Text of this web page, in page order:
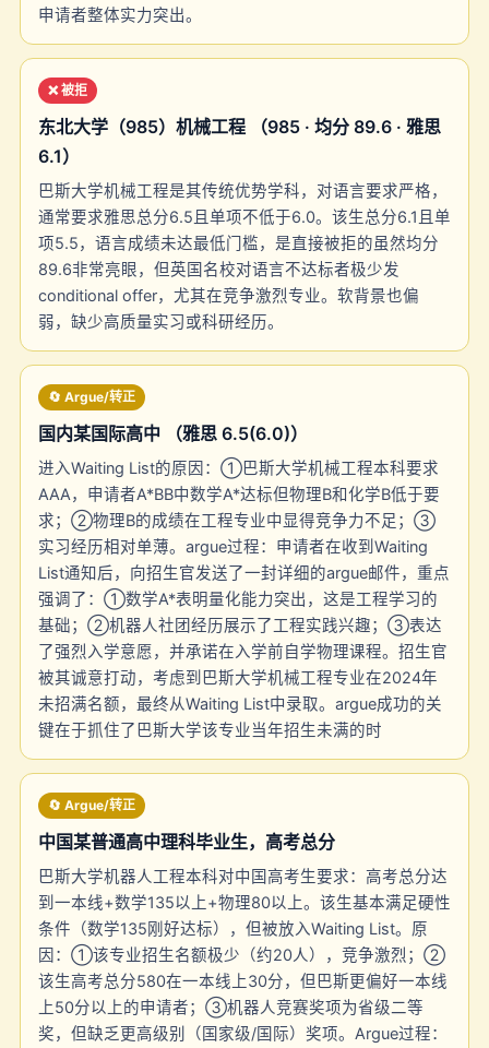
申请者整体实力突出。
❌ 被拒
东北大学（985）机械工程 （985 · 均分 89.6 · 雅思
6.1）
巴斯大学机械工程是其传统优势学科，对语言要求严格，
通常要求雅思总分6.5且单项不低于6.0。该生总分6.1且单
项5.5，语言成绩未达最低门槛，是直接被拒的虽然均分
89.6非常亮眼，但英国名校对语言不达标者极少发
conditional offer，尤其在竞争激烈专业。软背景也偏
弱，缺少高质量实习或科研经历。
🔄 Argue/转正
国内某国际高中 （雅思 6.5(6.0)）
进入Waiting List的原因：①巴斯大学机械工程本科要求
AAA，申请者A*BB中数学A*达标但物理B和化学B低于要
求；②物理B的成绩在工程专业中显得竞争力不足；③
实习经历相对单薄。argue过程：申请者在收到Waiting
List通知后，向招生官发送了一封详细的argue邮件，重点
强调了：①数学A*表明量化能力突出，这是工程学习的
基础；②机器人社团经历展示了工程实践兴趣；③表达
了强烈入学意愿，并承诺在入学前自学物理课程。招生官
被其诚意打动，考虑到巴斯大学机械工程专业在2024年
未招满名额，最终从Waiting List中录取。argue成功的关
键在于抓住了巴斯大学该专业当年招生未满的时
🔄 Argue/转正
中国某普通高中理科毕业生，高考总分
巴斯大学机器人工程本科对中国高考生要求：高考总分达
到一本线+数学135以上+物理80以上。该生基本满足硬性
条件（数学135刚好达标），但被放入Waiting List。原
因：①该专业招生名额极少（约20人），竞争激烈；②
该生高考总分580在一本线上30分，但巴斯更偏好一本线
上50分以上的申请者；③机器人竞赛奖项为省级二等
奖，但缺乏更高级别（国家级/国际）奖项。Argue过程：